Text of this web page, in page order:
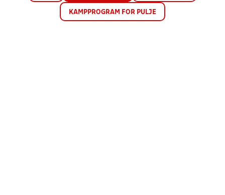
KAMPPROGRAM FOR PULJE